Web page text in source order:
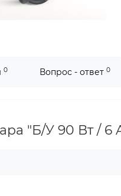
0 Вопрос - ответ 0
"Б/У 90 Вт / 6